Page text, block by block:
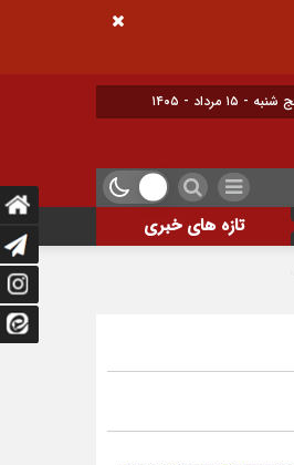
تازه های خبری
اشتغال و سرمایه‌گذاری خط قرمز و